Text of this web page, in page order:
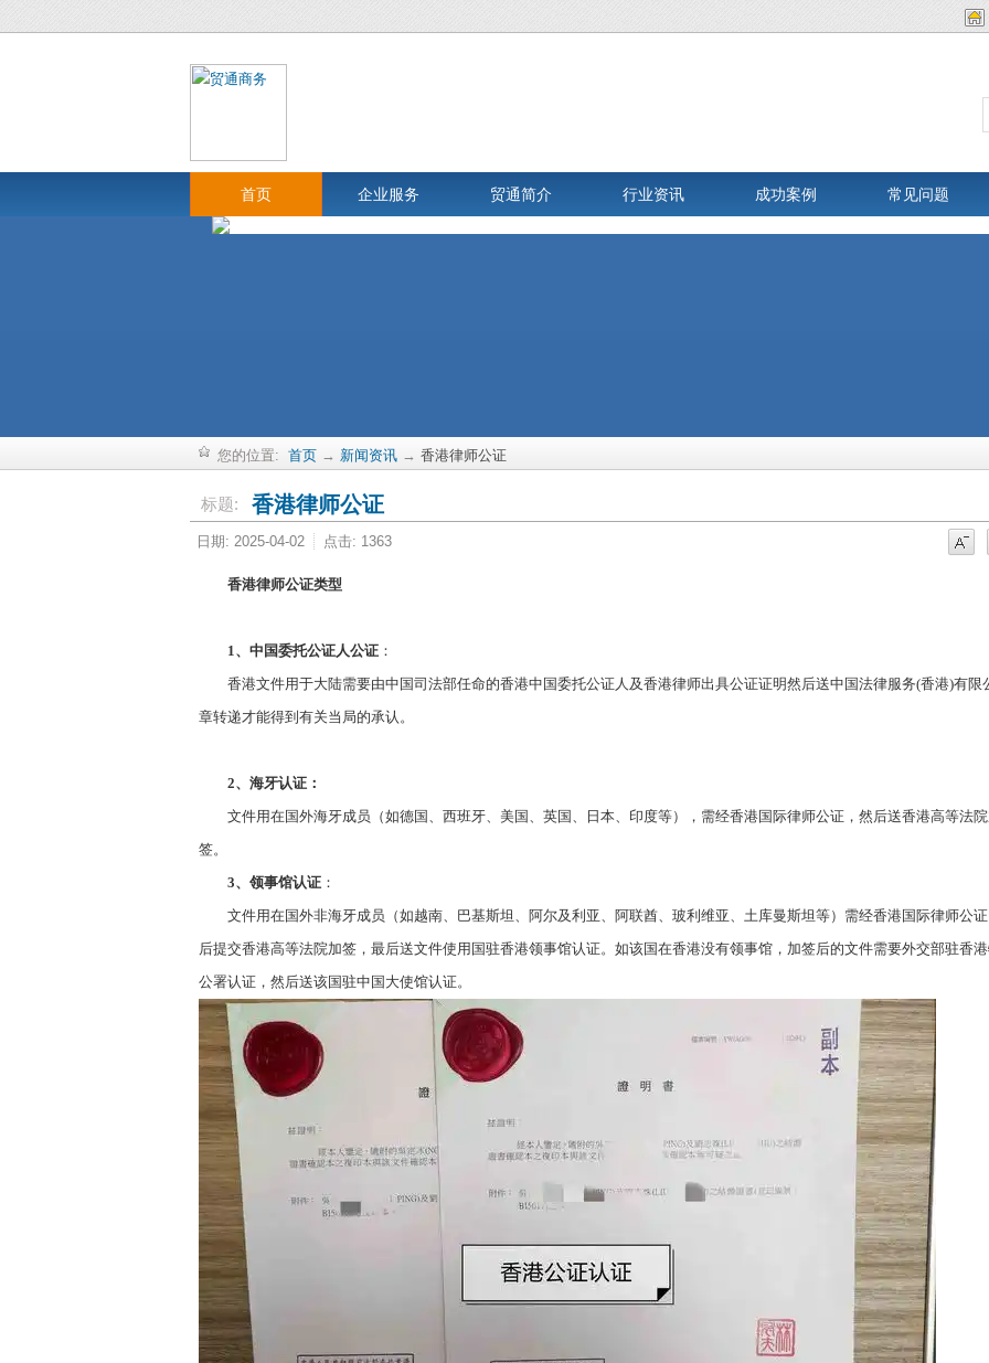
首页 企业服务 贸通简介 行业资讯 成功案例 常见问题
您的位置: 首页 → 新闻资讯 → 香港律师公证
标题: 香港律师公证
日期: 2025-04-02 点击: 1363
香港律师公证类型
1、中国委托公证人公证 ：
香港文件用于大陆需要由中国司法部任命的香港中国委托公证人及香港律师出具公证证明然后送中国法律服务(香港)有限
章转递才能得到有关当局的承认。
2、海牙认证：
文件用在国外海牙成员（如德国、西班牙、美国、英国、日本、印度等），需经香港国际律师公证，然后送香港高等法
签。
3、领事馆认证 ：
文件用在国外非海牙成员（如越南、巴基斯坦、阿尔及利亚、阿联酋、玻利维亚、土库曼斯坦等）需经香港国际律师公
后提交香港高等法院加签，最后送文件使用国驻香港领事馆认证。如该国在香港没有领事馆，加签后的文件需要外交部驻香
公署认证，然后送该国驻中国大使馆认证。